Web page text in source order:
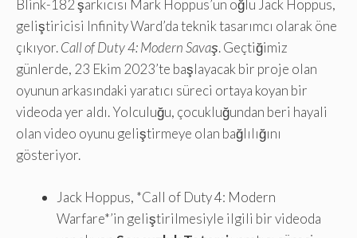
Blink-182 şarkıcısı Mark Hoppus’un oğlu Jack Hoppus,
geliştiricisi Infinity Ward’da teknik tasarımcı olarak öne
çıkıyor.Call of Duty 4: Modern Savaş. Geçtiğimiz
günlerde, 23 Ekim 2023’te başlayacak bir proje olan
oyunun arkasındaki yaratıcı süreci ortaya koyan bir
videoda yer aldı. Yolculuğu, çocukluğundan beri hayali
olan video oyunu geliştirmeye olan bağlılığını
gösteriyor.
Jack Hoppus, *Call of Duty 4: Modern
Warfare*’in geliştirilmesiyle ilgili bir videoda